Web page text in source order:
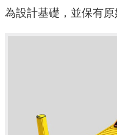
為設計基礎，並保有原